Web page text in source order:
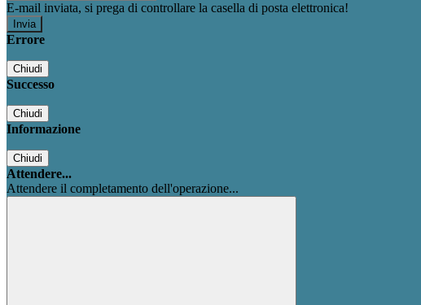
E-mail inviata, si prega di controllare la casella di posta elettronica!
Errore
Chiudi
Successo
Chiudi
Informazione
Chiudi
Attendere...
Attendere il completamento dell'operazione...